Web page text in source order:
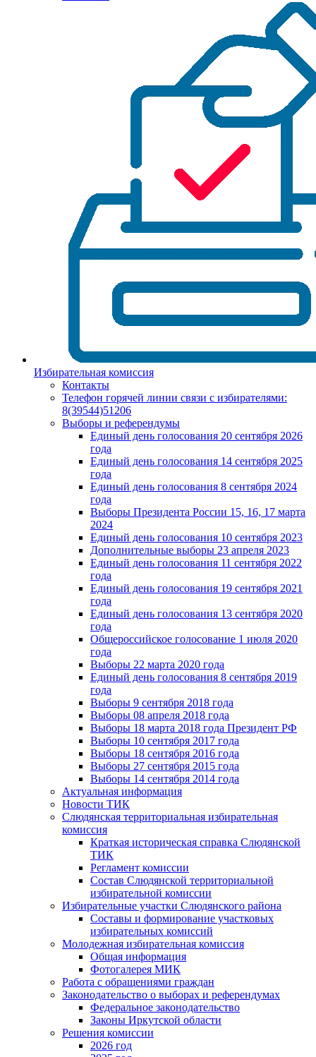
Избирательная комиссия
Контакты
Телефон горячей линии связи с избирателями:
8(39544)51206
Выборы и референдумы
Единый день голосования 20 сентября 2026
года
Единый день голосования 14 сентября 2025
года
Единый день голосования 8 сентября 2024
года
Выборы Президента России 15, 16, 17 марта
2024
Единый день голосования 10 сентября 2023
Дополнительные выборы 23 апреля 2023
Единый день голосования 11 сентября 2022
года
Единый день голосования 19 сентября 2021
года
Единый день голосования 13 сентября 2020
года
Общероссийское голосование 1 июля 2020
года
Выборы 22 марта 2020 года
Единый день голосования 8 сентября 2019
года
Выборы 9 сентября 2018 года
Выборы 08 апреля 2018 года
Выборы 18 марта 2018 года Президент РФ
Выборы 10 сентября 2017 года
Выборы 18 сентября 2016 года
Выборы 27 сентября 2015 года
Выборы 14 сентября 2014 года
Актуальная информация
Новости ТИК
Слюдянская территориальная избирательная
комиссия
Краткая историческая справка Слюдянской
ТИК
Регламент комиссии
Состав Слюдянской территориальной
избирательной комиссии
Избирательные участки Слюдянского района
Составы и формирование участковых
избирательных комиссий
Молодежная избирательная комиссия
Общая информация
Фотогалерея МИК
Работа с обращениями граждан
Законодательство о выборах и референдумах
Федеральное законодательство
Законы Иркутской области
Решения комиссии
2026 год